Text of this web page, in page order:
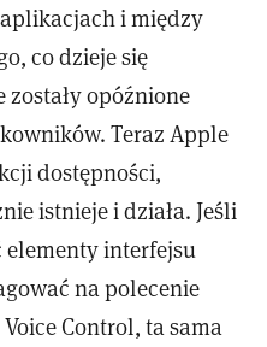
i między
co dzieje się
opóźnione
Teraz Apple
dostępności,
istnieje i działa. Jeśli
interfejsu
na polecenie
Control, ta sama